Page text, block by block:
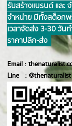
รับสร้างแบรนด์ และ
จำหน่าย มีทั้งสต็อกพ
เวลาจัดส่ง 3-30 วัน
ราคาปลีก-ส่ง
Email :
Line : @thenaturalist